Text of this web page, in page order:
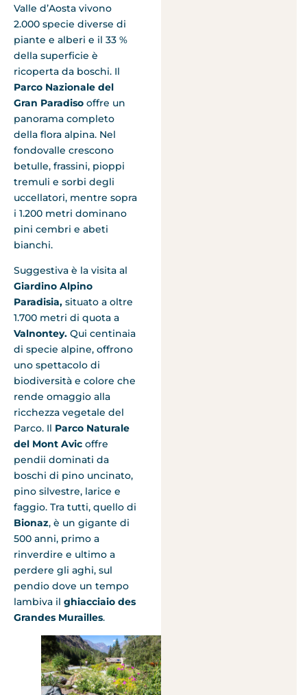
Valle d’Aosta vivono
2.000 specie diverse di
piante e alberi e il 33 %
della superficie è
ricoperta da boschi. Il
Parco Nazionale del
Gran Paradiso offre un
panorama completo
della flora alpina. Nel
fondovalle crescono
betulle, frassini, pioppi
tremuli e sorbi degli
uccellatori, mentre sopra
i 1.200 metri dominano
pini cembri e abeti
bianchi.
Suggestiva è la visita al
Giardino Alpino
Paradisia, situato a oltre
1.700 metri di quota a
Valnontey. Qui centinaia
di specie alpine, offrono
uno spettacolo di
biodiversità e colore che
rende omaggio alla
ricchezza vegetale del
Parco. Il Parco Naturale
del Mont Avic offre
pendii dominati da
boschi di pino uncinato,
pino silvestre, larice e
faggio. Tra tutti, quello di
Bionaz, è un gigante di
500 anni, primo a
rinverdire e ultimo a
perdere gli aghi, sul
pendio dove un tempo
lambiva il ghiacciaio des
Grandes Murailles.